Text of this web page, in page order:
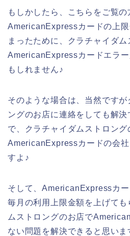
もしかしたら、こちらをご覧の
AmericanExpressカードの上
まったために、クラチャイダ
AmericanExpressカードエラ
もしれません♪
そのような場合は、当然ですが
ングのお店に連絡をしても解
で、クラチャイダムストロング
AmericanExpressカードの会
すよ♪
そして、AmericanExpressカー
毎月の利用上限金額を上げて
ムストロングのお店で
ない問題を解決できると思いま